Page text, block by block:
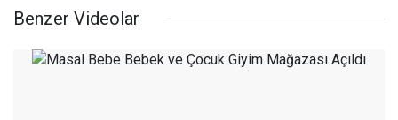
Benzer Videolar